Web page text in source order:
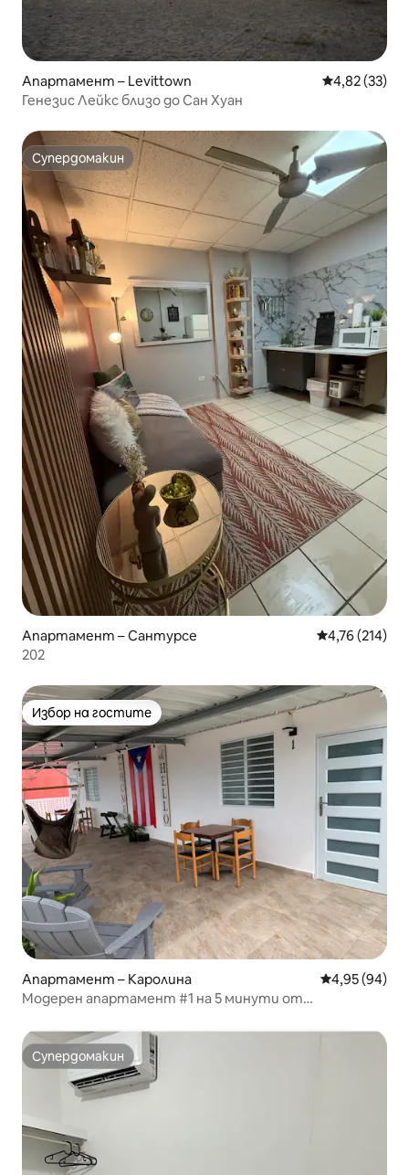
Апартамент – Levittown Средна
4,82 (33)
Генезис Лейкс близо до Сан Хуан
Супердомакин
Супердомакин
Апартамент – Сантурсе Средна
4,76 (214)
202
Избор на гостите
Избор на гостите
Апартамент – Каролина Средна
4,95 (94)
Модерен апартамент #1 на 5 минути от
Супердомакин
Супердомакин